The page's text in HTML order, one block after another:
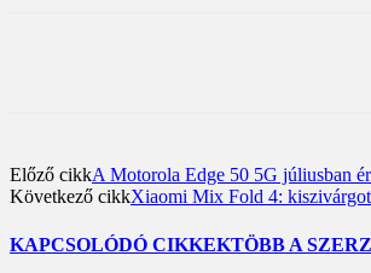
Előző cikkA Motorola Edge 50 5G júliusban
Következő cikkXiaomi Mix Fold 4:
KAPCSOLÓDÓ CIKKEKTÖBB A